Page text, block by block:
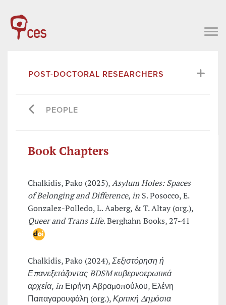
POST-DOCTORAL RESEARCHERS
PEOPLE
Book Chapters
Chalkidis, Pako (2025),Asylum Holes: Spaces
of Belonging and Difference,in S. Posocco, E.
Gonzalez-Polledo, L. Aaberg, & T. Altay (org.),
Queer and Trans Life. Berghahn Books, 27-41
Chalkidis, Pako (2024),Σεξιστόρηση ή
Επανεξετάζοντας BDSM κυβερνοερωτικά
αρχεία,in Ειρήνη Αβραμοπούλου, Ελένη
Παπαγαρουφάλη (org.),Κριτική Δημόσια